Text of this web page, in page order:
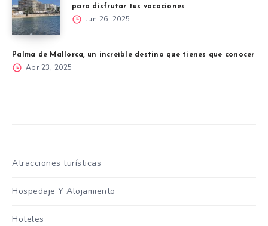
para disfrutar tus vacaciones
Jun 26, 2025
Palma de Mallorca, un increíble destino que tienes que conocer
Abr 23, 2025
Atracciones turísticas
Hospedaje Y Alojamiento
Hoteles